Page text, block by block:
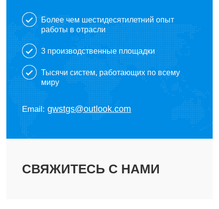
Более чем шестидесятилетний опыт
работы в отрасли
3 производственные площадки
Тысячи систем, работающих по всему
миру
Email:gwstgs@outlook.com
СВЯЖИТЕСЬ С НАМИ